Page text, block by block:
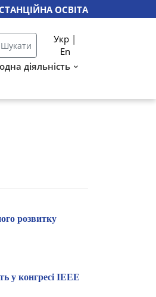
ОСВІТА
Шукати
Укр |
En
діяльність
розвитку
у конгресі IEEE